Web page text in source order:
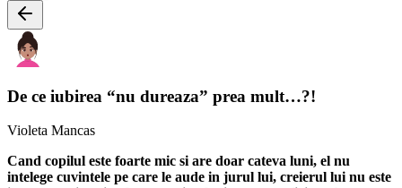
De ce iubirea “nu dureaza” prea mult…?!
Violeta Mancas
Cand copilul este foarte mic si are doar cateva luni, el nu
intelege cuvintele pe care le aude in jurul lui, creierul lui nu este